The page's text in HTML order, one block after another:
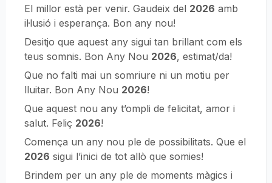
El millor està per venir. Gaudeix del 2026 amb
il·lusió i esperança. Bon any nou!
Desitjo que aquest any sigui tan brillant com els
teus somnis. Bon Any Nou 2026, estimat/da!
Que no falti mai un somriure ni un motiu per
lluitar. Bon Any Nou 2026!
Que aquest nou any t’ompli de felicitat, amor i
salut. Feliç 2026!
Comença un any nou ple de possibilitats. Que el
2026 sigui l’inici de tot allò que somies!
Brindem per un any ple de moments màgics i